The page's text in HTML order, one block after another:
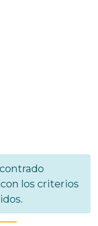
los criterios